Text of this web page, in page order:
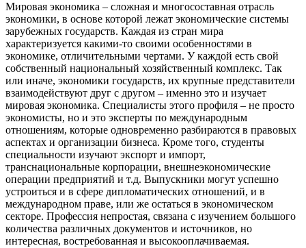
Мировая экономика – сложная и многосоставная отрасль
экономики, в основе которой лежат экономические системы
зарубежных государств. Каждая из стран мира
характеризуется какими-то своими особенностями в
экономике, отличительными чертами. У каждой есть свой
собственный национальный хозяйственный комплекс. Так
или иначе, экономики государств, их крупные представители
взаимодействуют друг с другом – именно это и изучает
мировая экономика. Специалисты этого профиля – не просто
экономисты, но и это эксперты по международным
отношениям, которые одновременно разбираются в правовых
аспектах и организации бизнеса. Кроме того, студенты
специальности изучают экспорт и импорт,
транснациональные корпорации, внешнеэкономические
операции предприятий и т.д. Выпускники могут успешно
устроиться и в сфере дипломатических отношений, и в
международном праве, или же остаться в экономическом
секторе. Профессия непростая, связана с изучением большого
количества различных документов и источников, но
интересная, востребованная и высокооплачиваемая.